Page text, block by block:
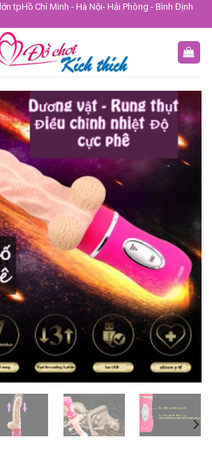
tpHồ Chí Minh - Hà Nội- Hải Phòng - Bình Định